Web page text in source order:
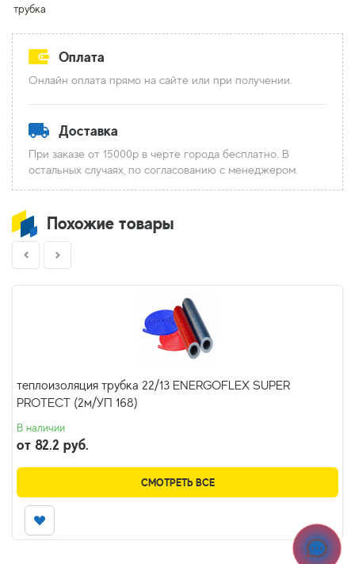
трубка
Оплата
Онлайн оплата прямо на сайте или при получении.
Доставка
При заказе от 15000р в черте города бесплатно. В
остальных случаях, по согласованию с менеджером.
Похожие товары
теплоизоляция трубка 22/13 ENERGOFLEX SUPER
PROTECT (2м/УП 168)
В наличии
от 82.2 руб.
СМОТРЕТЬ ВСЕ